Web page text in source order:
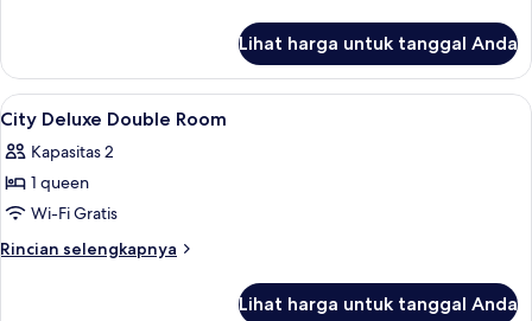
Superior
Double
Room
Lihat harga untuk tanggal Anda
Lihat
semua
foto
untuk
City
Deluxe
Seprai premium, brankas, Wi-Fi
8
City Deluxe Double Room
Kapasitas 2
1 queen
Wi-Fi Gratis
Rincian selengkapnya
Rincian
Lihat harga untuk tanggal Anda